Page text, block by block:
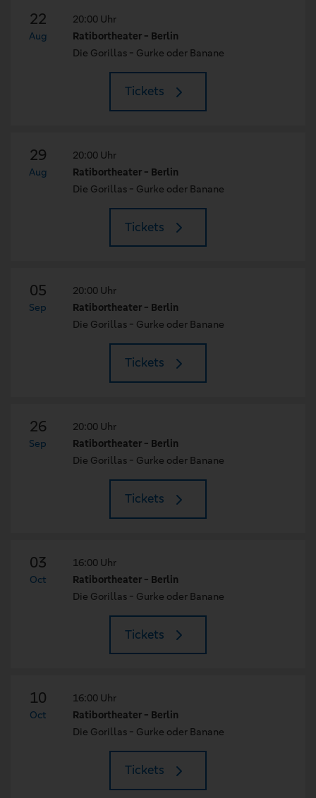
22
Aug
20:00 Uhr
Ratibortheater - Berlin
Die Gorillas - Gurke oder Banane
Tickets
29
Aug
20:00 Uhr
Ratibortheater - Berlin
Die Gorillas - Gurke oder Banane
Tickets
05
Sep
20:00 Uhr
Ratibortheater - Berlin
Die Gorillas - Gurke oder Banane
Tickets
26
Sep
20:00 Uhr
Ratibortheater - Berlin
Die Gorillas - Gurke oder Banane
Tickets
03
Oct
16:00 Uhr
Ratibortheater - Berlin
Die Gorillas - Gurke oder Banane
Tickets
10
Oct
16:00 Uhr
Ratibortheater - Berlin
Die Gorillas - Gurke oder Banane
Tickets